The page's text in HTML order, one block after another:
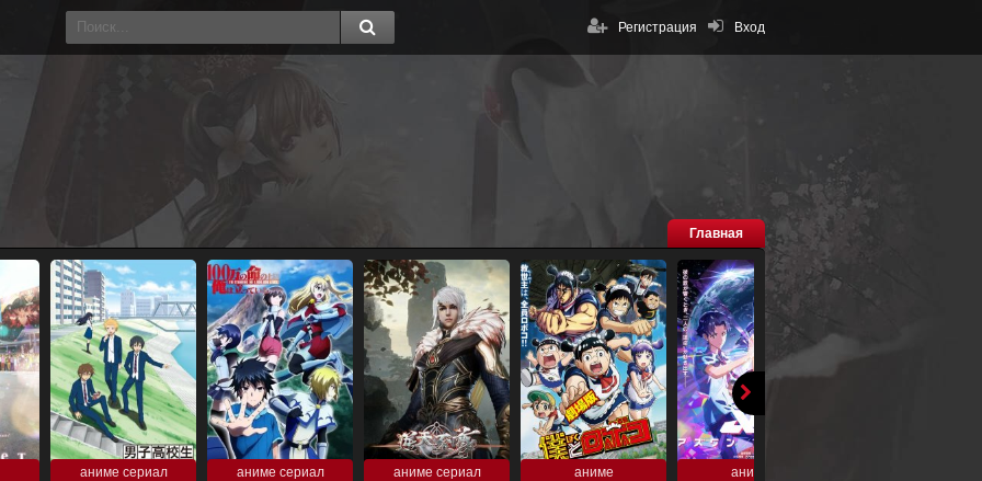
Вход
Регистрация
Главная
аниме сериал аниме сериал аниме сериал аниме аниме